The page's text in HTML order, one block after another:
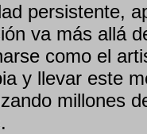
persistente,
va más allá
como el
y llevar este
millones